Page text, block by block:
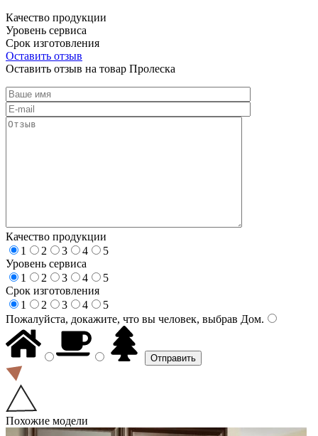
Качество продукции
Уровень сервиса
Срок изготовления
Оставить отзыв
Оставить отзыв на товар Пролеска
Качество продукции
1
2 3 4
5
Уровень сервиса
1
2 3 4
5
Срок изготовления
1
2 3 4
5
Пожалуйста, докажите, что вы человек, выбрав Дом.
Похожие модели